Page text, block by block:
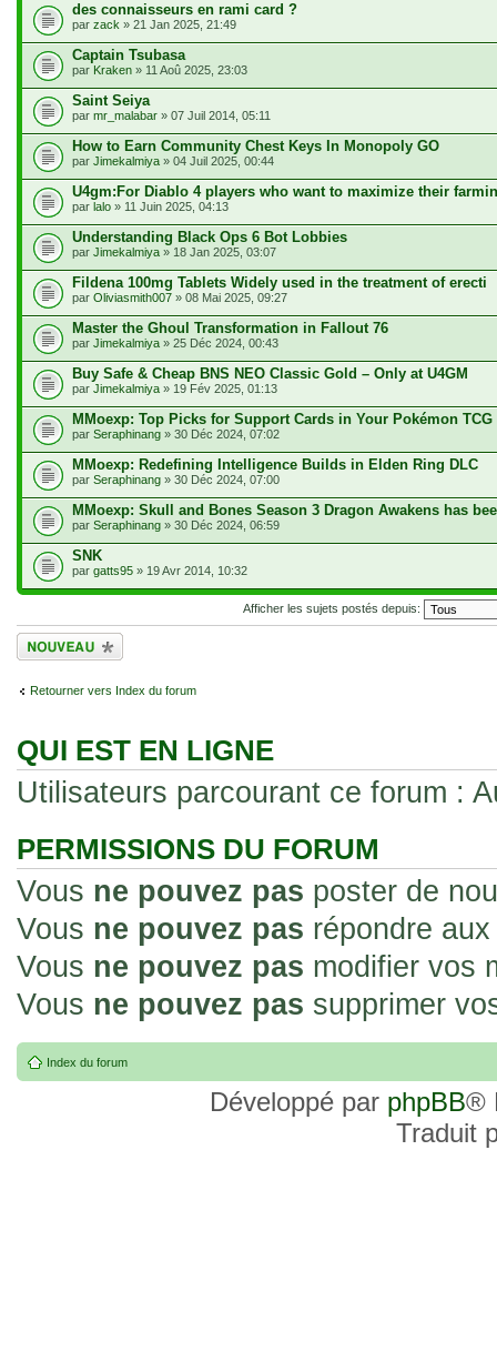
des connaisseurs en rami card ?
par zack » 21 Jan 2025, 21:49
Captain Tsubasa
par Kraken » 11 Aoû 2025, 23:03
Saint Seiya
par mr_malabar » 07 Juil 2014, 05:11
How to Earn Community Chest Keys In Monopoly GO
par Jimekalmiya » 04 Juil 2025, 00:44
U4gm:For Diablo 4 players who want to maximize their
par lalo » 11 Juin 2025, 04:13
Understanding Black Ops 6 Bot Lobbies
par Jimekalmiya » 18 Jan 2025, 03:07
Fildena 100mg Tablets Widely used in the treatment of erecti
par Oliviasmith007 » 08 Mai 2025, 09:27
Master the Ghoul Transformation in Fallout 76
par Jimekalmiya » 25 Déc 2024, 00:43
Buy Safe & Cheap BNS NEO Classic Gold – Only at U4GM
par Jimekalmiya » 19 Fév 2025, 01:13
MMoexp: Top Picks for Support Cards in Your Pokémon TCG
par Seraphinang » 30 Déc 2024, 07:02
MMoexp: Redefining Intelligence Builds in Elden Ring DLC
par Seraphinang » 30 Déc 2024, 07:00
MMoexp: Skull and Bones Season 3 Dragon Awakens has
par Seraphinang » 30 Déc 2024, 06:59
SNK
par gatts95 » 19 Avr 2014, 10:32
Afficher les sujets postés depuis:
Écrire un nouveau
sujet
Retourner vers Index du forum
QUI EST EN LIGNE
Utilisateurs parcourant ce forum :
PERMISSIONS DU FORUM
Vous ne pouvez pas poster de
Vous ne pouvez pas répondre
Vous ne pouvez pas modifier vos
Vous ne pouvez pas supprimer
Index du forum
Développé par phpBB®
Traduit